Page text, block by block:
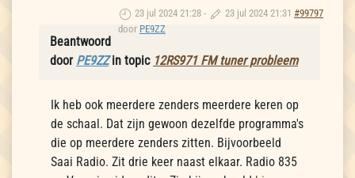
23 jul 2024 21:28 - 23 jul 2024 21:31 #99797
door PE9ZZ
Beantwoord
door PE9ZZin topic 12RS971 FM tuner probleem
Ik heb ook meerdere zenders meerdere keren op
de schaal. Dat zijn gewoon dezelfde programma's
die op meerdere zenders zitten. Bijvoorbeeld
Saai Radio. Zit drie keer naast elkaar. Radio 835